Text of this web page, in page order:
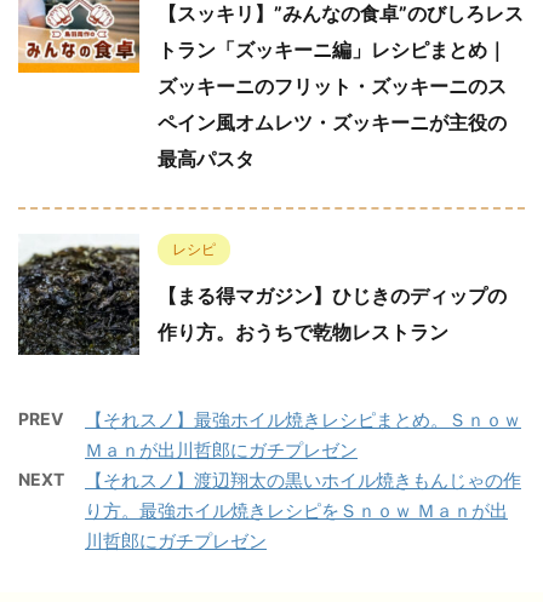
【スッキリ】”みんなの食卓”のびしろレス
トラン「ズッキーニ編」レシピまとめ｜
ズッキーニのフリット・ズッキーニのス
ペイン風オムレツ・ズッキーニが主役の
最高パスタ
レシピ
【まる得マガジン】ひじきのディップの
作り方。おうちで乾物レストラン
PREV
【それスノ】最強ホイル焼きレシピまとめ。Ｓｎｏｗ
Ｍａｎが出川哲郎にガチプレゼン
NEXT
【それスノ】渡辺翔太の黒いホイル焼きもんじゃの作
り方。最強ホイル焼きレシピをＳｎｏｗ Ｍａｎが出
川哲郎にガチプレゼン